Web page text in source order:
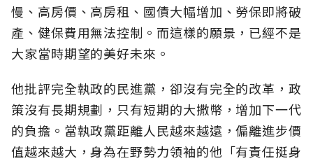
慢、高房價、高房租、國債大幅增加、勞保即將破
產、健保費用無法控制。而這樣的願景，已經不是
大家當時期望的美好未來。
他批評完全執政的民進黨，卻沒有完全的改革，政
策沒有長期規劃，只有短期的大撒幣，增加下一代
的負擔。當執政黨距離人民越來越遠，偏離進步價
值越來越大，身為在野勢力領袖的他「有責任挺身